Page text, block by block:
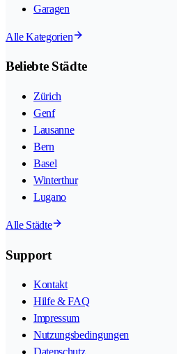
Garagen
Alle Kategorien
Beliebte Städte
Zürich
Genf
Lausanne
Bern
Basel
Winterthur
Lugano
Alle Städte
Support
Kontakt
Hilfe & FAQ
Impressum
Nutzungsbedingungen